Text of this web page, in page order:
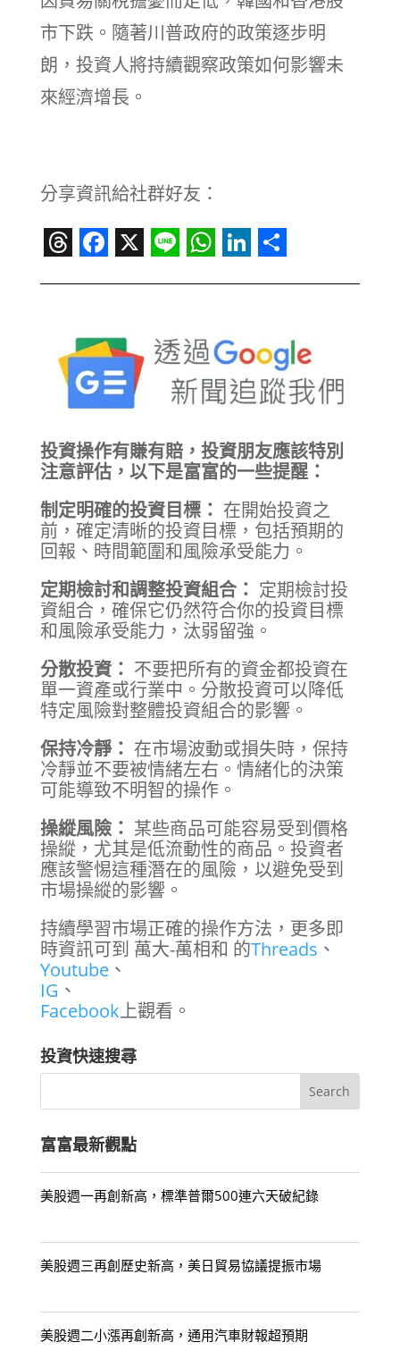
市下跌。隨著川普政府的政策逐步明
朗，投資人將持續觀察政策如何影響未
來經濟增長。
分享資訊給社群好友：
投資操作有賺有賠，投資朋友應該特別
注意評估，以下是富富的一些提醒：
制定明確的投資目標： 在開始投資之
前，確定清晰的投資目標，包括預期的
回報、時間範圍和風險承受能力。
定期檢討和調整投資組合： 定期檢討投
資組合，確保它仍然符合你的投資目標
和風險承受能力，汰弱留強。
分散投資： 不要把所有的資金都投資在
單一資產或行業中。分散投資可以降低
特定風險對整體投資組合的影響。
保持冷靜： 在市場波動或損失時，保持
冷靜並不要被情緒左右。情緒化的決策
可能導致不明智的操作。
操縱風險： 某些商品可能容易受到價格
操縱，尤其是低流動性的商品。投資者
應該警惕這種潛在的風險，以避免受到
市場操縱的影響。
持續學習市場正確的操作方法，更多即
時資訊可到 萬大-萬相和 的Threads 、
Youtube、
IG 、
Facebook上觀看。
投資快速搜尋
富富最新觀點
美股週一再創新高，標準普爾500連六天破紀錄
美股週三再創歷史新高，美日貿易協議提振市場
美股週二小漲再創新高，通用汽車財報超預期